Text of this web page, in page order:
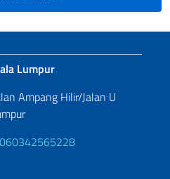
Lumpur
Ampang Hilir/Jalan U